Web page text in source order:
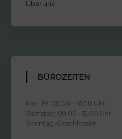
Über uns
BÜROZEITEN
Mo - Fr: 09:00 - 16:00 Uhr
Samstag: 09:00 - 12:00 Uhr
Sonntag: Geschlossen